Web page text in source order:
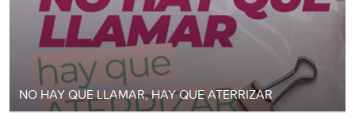
NO HAY QUE LLAMAR, HAY QUE ATERRIZAR